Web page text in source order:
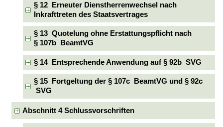
§ 12 Erneuter Dienstherrenwechsel nach
Inkrafttreten des Staatsvertrages
§ 13 Quotelung ohne Erstattungspflicht nach
§ 107b BeamtVG
§ 14 Entsprechende Anwendung auf § 92b SVG
§ 15 Fortgeltung der § 107c BeamtVG und § 92c
SVG
Abschnitt 4 Schlussvorschriften